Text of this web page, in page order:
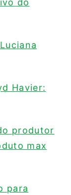
do
Havier:
produtor
max
para